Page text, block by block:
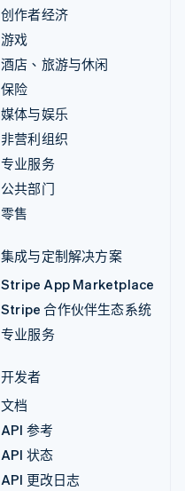
创作者经济
游戏
酒店、旅游与休闲
保险
媒体与娱乐
非营利组织
专业服务
公共部门
零售
集成与定制解决方案
Stripe App Marketplace
Stripe 合作伙伴生态系统
专业服务
开发者
文档
API 参考
API 状态
API 更改日志